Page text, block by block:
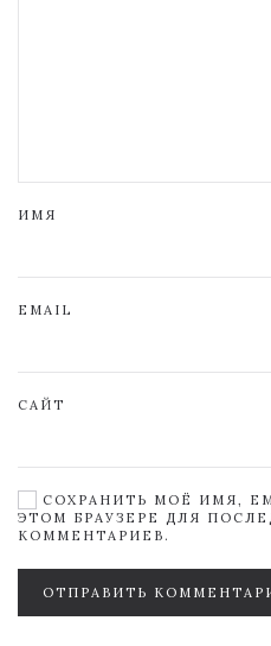
ИМЯ
EMAIL
САЙТ
СОХРАНИТЬ МОЁ ИМЯ,
ЭТОМ БРАУЗЕРЕ ДЛЯ
КОММЕНТАРИЕВ.
ОТПРАВИТЬ